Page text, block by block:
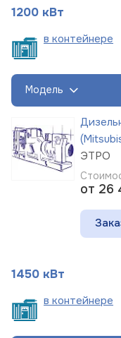
1200 кВт
в контейнере
Модель
ЭТРО
от 26
1450 кВт
в контейнере